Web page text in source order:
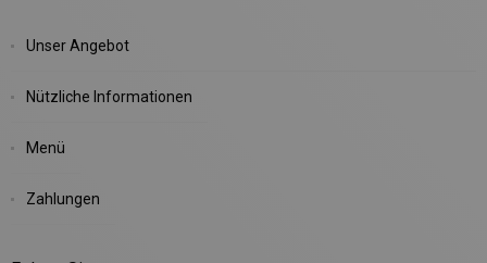
Unser Angebot
Nützliche Informationen
Menü
Zahlungen